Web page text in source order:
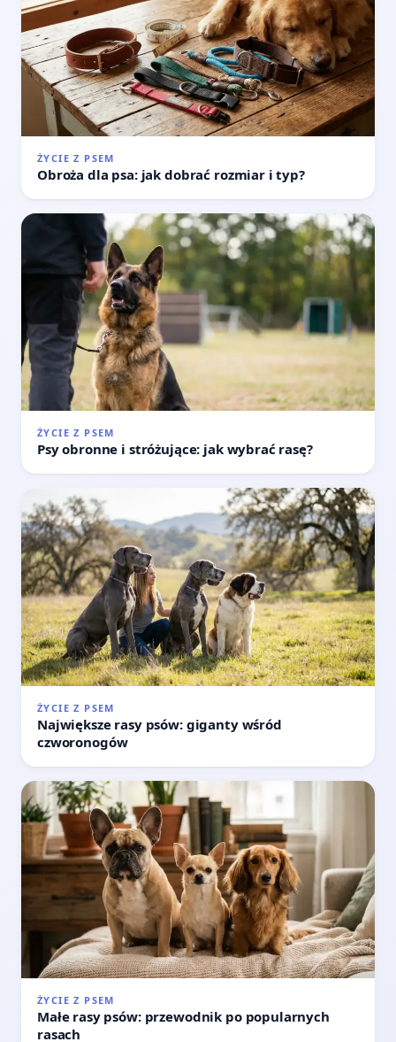
ŻYCIE Z PSEM
Obroża dla psa: jak dobrać rozmiar i typ?
ŻYCIE Z PSEM
Psy obronne i stróżujące: jak wybrać rasę?
ŻYCIE Z PSEM
Największe rasy psów: giganty wśród
czworonogów
ŻYCIE Z PSEM
Małe rasy psów: przewodnik po popularnych
rasach